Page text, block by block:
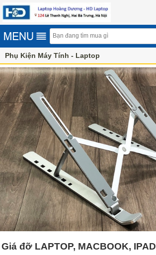
Phụ Kiện Máy Tính - Laptop
Giá đỡ laptop, đế tản nhiệt laptop
Giá đỡ LAPTOP, MACBOOK, IPAD